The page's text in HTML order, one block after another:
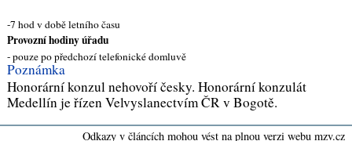
-7 hod v době letního času
Provozní hodiny úřadu
- pouze po předchozí telefonické domluvě
Poznámka
Honorární konzul nehovoří česky. Honorární konzulát
Medellín je řízen Velvyslanectvím ČR v Bogotě.
Odkazy v článcích mohou vést na plnou verzi webu mzv.cz